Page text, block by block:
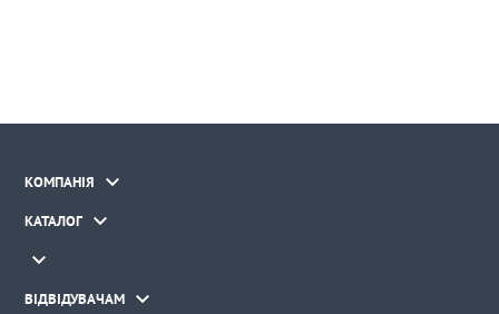
КОМПАНІЯ 
КАТАЛОГ 

ВІДВІДУВАЧАМ 